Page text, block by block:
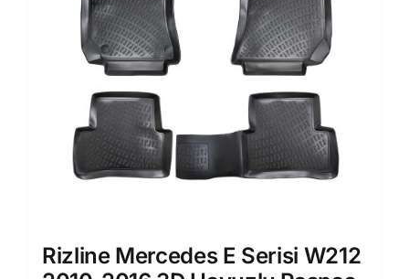
Rizline Mercedes E Serisi W212